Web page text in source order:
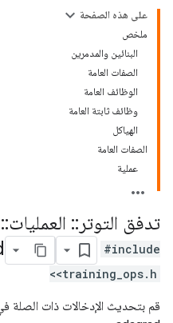
على هذه الصفحة
ملخص
البنائين والمدمرين
الصفات العامة
الوظائف العامة
وظائف ثابتة العامة
الهياكل
الصفات العامة
عملية
تدفق التوتر :: العمليات::
#include
<training_ops.h>